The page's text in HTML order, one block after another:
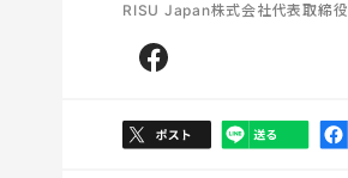
RISU Japan株式会社代表取締役